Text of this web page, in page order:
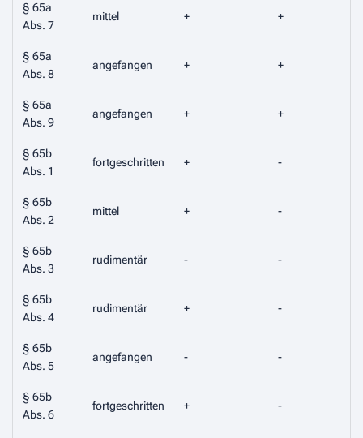
§ 65a
Abs. 7
mittel + +
§ 65a
Abs. 8
angefangen + +
§ 65a
Abs. 9
angefangen + +
§ 65b
Abs. 1
fortgeschritten + -
§ 65b
Abs. 2
mittel + -
§ 65b
Abs. 3
rudimentär - -
§ 65b
Abs. 4
rudimentär + -
§ 65b
Abs. 5
angefangen - -
§ 65b
Abs. 6
fortgeschritten + -